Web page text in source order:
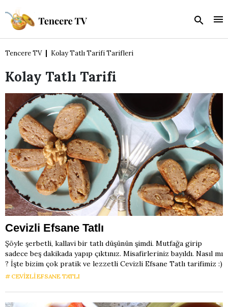
Tencere TV Kolay Tatlı Tarifi Tarifleri
Kolay Tatlı Tarifi
Cevizli Efsane Tatlı
Şöyle şerbetli, kallavi bir tatlı düşünün şimdi. Mutfağa girip
sadece beş dakikada yapıp çıktınız. Misafirleriniz bayıldı. Nasıl mı
? İşte bizim çok pratik ve lezzetli Cevizli Efsane Tatlı tarifimiz :)
CEVIZLI EFSANE TATLI